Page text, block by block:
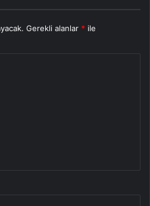
Gerekli alanlar * ile